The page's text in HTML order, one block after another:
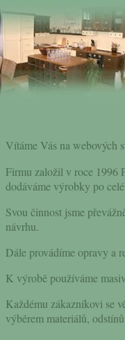
Vítáme Vás na webových
Firmu založil v roce 1996
dodáváme výrobky po
Svou činnost jsme
návrhu.
Dále provádíme opravy a
K výrobě používáme
Každému zákazníkovi se
výběrem materiálů,